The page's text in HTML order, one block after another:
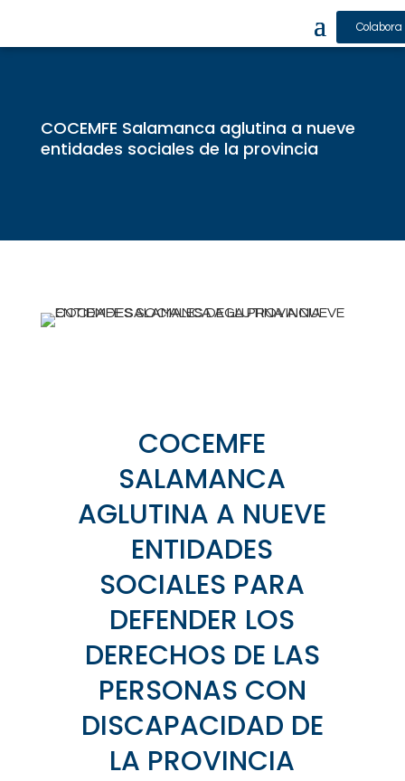
Colabora
COCEMFE Salamanca aglutina a nueve
entidades sociales de la provincia
COCEMFE
SALAMANCA
AGLUTINA A NUEVE
ENTIDADES
SOCIALES PARA
DEFENDER LOS
DERECHOS DE LAS
PERSONAS CON
DISCAPACIDAD DE
LA PROVINCIA